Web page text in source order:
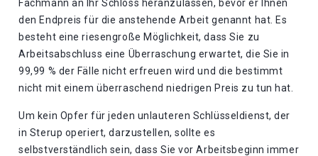
Fachmann an Ihr Schloss heranzulassen, bevor er Ihnen
den Endpreis für die anstehende Arbeit genannt hat. Es
besteht eine riesengroße Möglichkeit, dass Sie zu
Arbeitsabschluss eine Überraschung erwartet, die Sie in
99,99 % der Fälle nicht erfreuen wird und die bestimmt
nicht mit einem überraschend niedrigen Preis zu tun hat.
Um kein Opfer für jeden unlauteren Schlüsseldienst, der
in Sterup operiert, darzustellen, sollte es
selbstverständlich sein, dass Sie vor Arbeitsbeginn immer